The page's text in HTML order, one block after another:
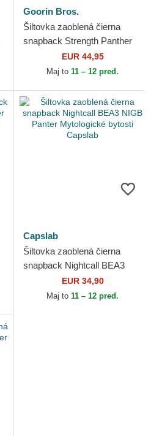
Goorin Bros.
Šiltovka zaoblená čierna
snapback Strength Panther
Suede The Farm Goorin
EUR 44,95
Maj to 11 – 12 pred.
Capslab
Šiltovka zaoblená čierna
snapback Nightcall BEA3
NIGB Panter Mytologické
bytosti Capslab
EUR 34,90
Maj to 11 – 12 pred.